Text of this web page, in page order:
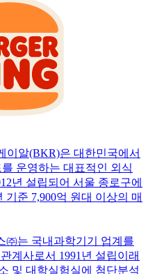
이알(BKR)은 대한민국에서
운영하는 대표적인 외식
년 설립되어 서울 종로구에
기준 7,900억 원대 이상의 매
㈜는 국내과학기기 업계를
계사로서 1991년 설립이래
및 대학실험실에 첨단분석